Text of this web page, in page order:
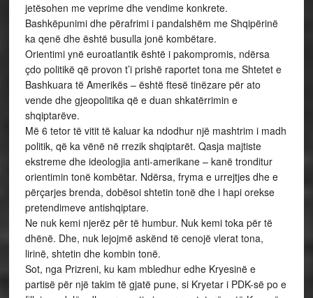
jetësohen me veprime dhe vendime konkrete.
Bashkëpunimi dhe përafrimi i pandalshëm me Shqipërinë
ka qenë dhe është busulla jonë kombëtare.
Orientimi ynë euroatlantik është i pakompromis, ndërsa
çdo politikë që provon t’i prishë raportet tona me Shtetet e
Bashkuara të Amerikës – është ftesë tinëzare për ato
vende dhe gjeopolitika që e duan shkatërrimin e
shqiptarëve.
Më 6 tetor të vitit të kaluar ka ndodhur një mashtrim i madh
politik, që ka vënë në rrezik shqiptarët. Qasja majtiste
ekstreme dhe ideologjia anti-amerikane – kanë tronditur
orientimin tonë kombëtar. Ndërsa, fryma e urrejtjes dhe e
përçarjes brenda, dobësoi shtetin tonë dhe i hapi orekse
pretendimeve antishqiptare.
Ne nuk kemi njerëz për të humbur. Nuk kemi toka për të
dhënë. Dhe, nuk lejojmë askënd të cenojë vlerat tona,
lirinë, shtetin dhe kombin tonë.
Sot, nga Prizreni, ku kam mbledhur edhe Kryesinë e
partisë për një takim të gjatë pune, si Kryetar i PDK-së po e